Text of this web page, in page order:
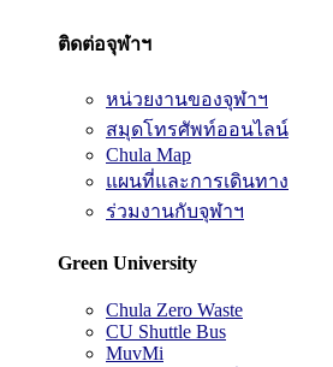
ติดต่อจุฬาฯ
หน่วยงานของจุฬาฯ
สมุดโทรศัพท์ออนไลน์
Chula Map
แผนที่และการเดินทาง
ร่วมงานกับจุฬาฯ
Green University
Chula Zero Waste
CU Shuttle Bus
MuvMi